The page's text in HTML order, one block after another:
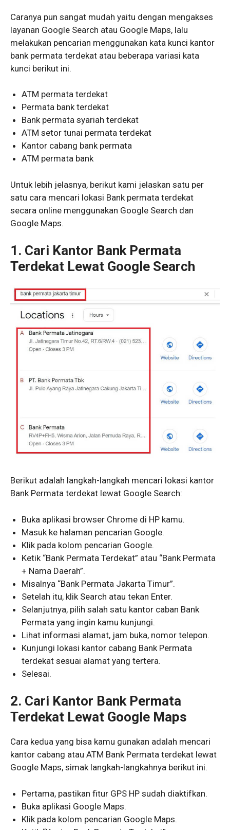
Caranya pun sangat mudah yaitu dengan mengakses
layanan Google Search atau Google Maps, lalu
melakukan pencarian menggunakan kata kunci kantor
bank permata terdekat atau beberapa variasi kata
kunci berikut ini.
ATM permata terdekat
Permata bank terdekat
Bank permata syariah terdekat
ATM setor tunai permata terdekat
Kantor cabang bank permata
ATM permata bank
Untuk lebih jelasnya, berikut kami jelaskan satu per
satu cara mencari lokasi Bank permata terdekat
secara online menggunakan Google Search dan
Google Maps.
1. Cari Kantor Bank Permata
Terdekat Lewat Google Search
Berikut adalah langkah-langkah mencari lokasi kantor
Bank Permata terdekat lewat Google Search:
Buka aplikasi browser Chrome di HP kamu.
Masuk ke halaman pencarian Google.
Klik pada kolom pencarian Google.
Ketik “Bank Permata Terdekat” atau “Bank Permata
+ Nama Daerah”.
Misalnya “Bank Permata Jakarta Timur”.
Setelah itu, klik Search atau tekan Enter.
Selanjutnya, pilih salah satu kantor caban Bank
Permata yang ingin kamu kunjungi.
Lihat informasi alamat, jam buka, nomor telepon.
Kunjungi lokasi kantor cabang Bank Permata
terdekat sesuai alamat yang tertera.
Selesai.
2. Cari Kantor Bank Permata
Terdekat Lewat Google Maps
Cara kedua yang bisa kamu gunakan adalah mencari
kantor cabang atau ATM Bank Permata terdekat lewat
Google Maps, simak langkah-langkahnya berikut ini.
Pertama, pastikan fitur GPS HP sudah diaktifkan.
Buka aplikasi Google Maps.
Klik pada kolom pencarian Google Maps.